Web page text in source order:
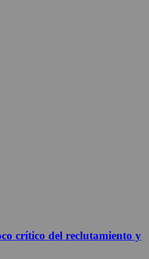
crítico del reclutamiento y